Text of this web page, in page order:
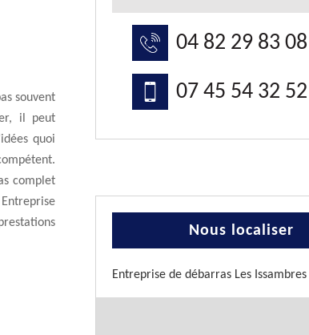
souvent
il peut
quoi
complet
04 82 29 83 08
07 45 54 32 52
Nous localiser
Entreprise de débarras Les Issambres